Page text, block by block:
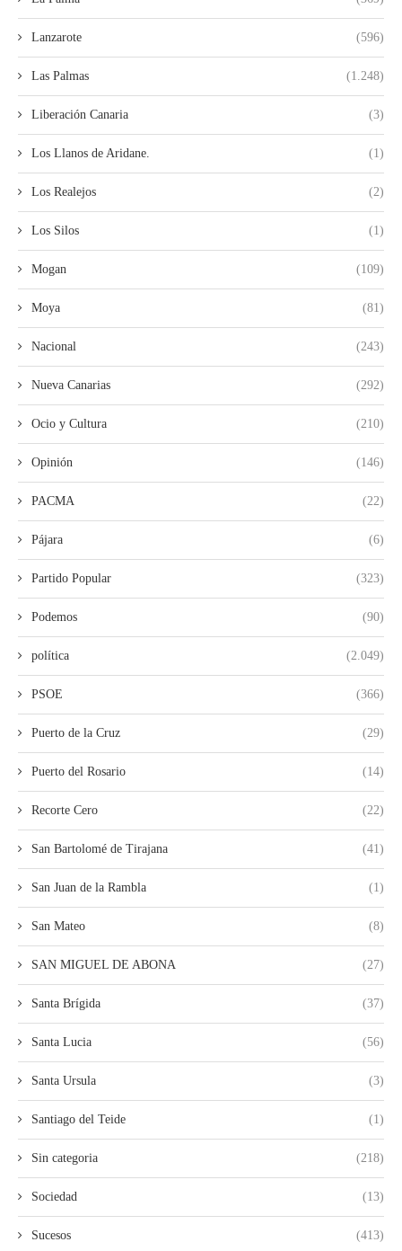
Lanzarote (596)
Las Palmas (1.248)
Liberación Canaria (3)
Los Llanos de Aridane. (1)
Los Realejos (2)
Los Silos (1)
Mogan (109)
Moya (81)
Nacional (243)
Nueva Canarias (292)
Ocio y Cultura (210)
Opinión (146)
PACMA (22)
Pájara (6)
Partido Popular (323)
Podemos (90)
política (2.049)
PSOE (366)
Puerto de la Cruz (29)
Puerto del Rosario (14)
Recorte Cero (22)
San Bartolomé de Tirajana (41)
San Juan de la Rambla (1)
San Mateo (8)
SAN MIGUEL DE ABONA (27)
Santa Brígida (37)
Santa Lucia (56)
Santa Ursula (3)
Santiago del Teide (1)
Sin categoria (218)
Sociedad (13)
Sucesos (413)